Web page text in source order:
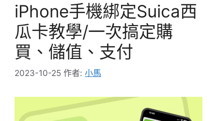
iPhone手機綁定Suica西
瓜卡教學/一次搞定購
買、儲值、支付
2023-10-25 作者: 小馬